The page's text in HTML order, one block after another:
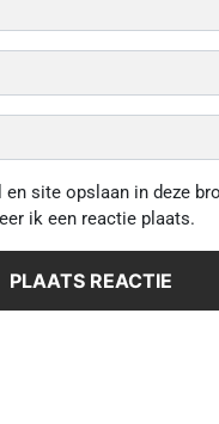
en site opslaan in deze
ik een reactie plaats.